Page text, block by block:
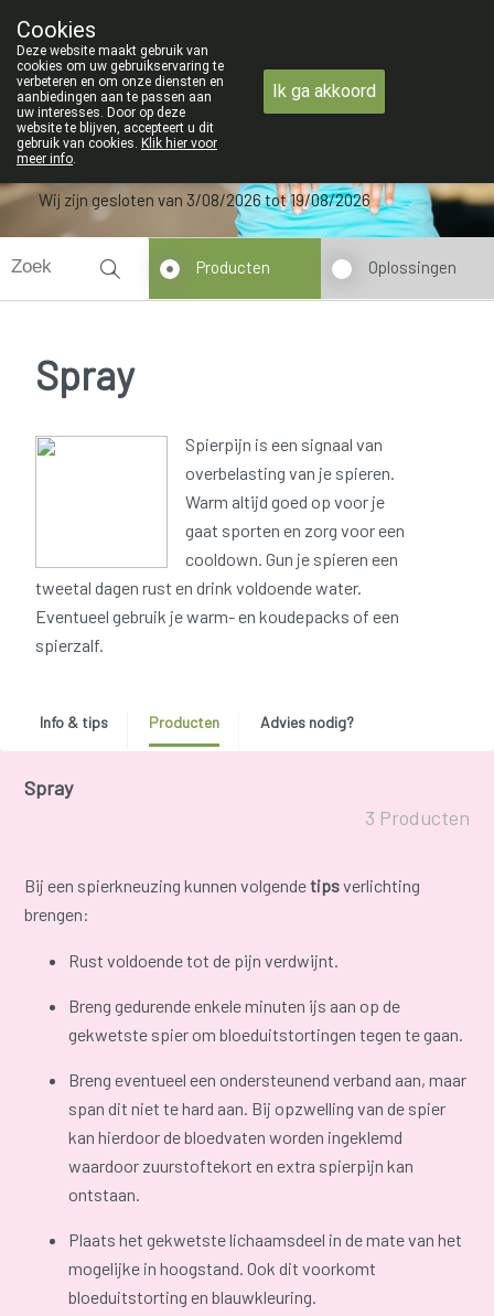
09 228 32 36
Wij zijn gesloten van 3/08/2026 tot 19/08/2026
Producten Oplossingen
Spray
Spierpijn is een signaal van
overbelasting van je spieren.
Warm altijd goed op voor je
gaat sporten en zorg voor een
cooldown. Gun je spieren een
tweetal dagen rust en drink voldoende water.
Eventueel gebruik je warm- en koudepacks of een
spierzalf.
Info & tips Producten Advies nodig?
Spray
3 Producten
Bij een spierkneuzing kunnen volgendetipsverlichting
brengen:
Rust voldoende tot de pijn verdwijnt.
Breng gedurende enkele minuten ijs aan op de
gekwetste spier om bloeduitstortingen tegen te gaan.
Breng eventueel een ondersteunend verband aan, maar
span dit niet te hard aan. Bij opzwelling van de spier
kan hierdoor de bloedvaten worden ingeklemd
waardoor zuurstoftekort en extra spierpijn kan
ontstaan.
Plaats het gekwetste lichaamsdeel in de mate van het
mogelijke in hoogstand. Ook dit voorkomt
bloeduitstorting en blauwkleuring.
Cookies
Deze website maakt gebruik van
cookies om uw gebruikservaring te
verbeteren en om onze diensten en
aanbiedingen aan te passen aan
uw interesses. Door op deze
website te blijven, accepteert u dit
gebruik van cookies. Klik hier voor
meer info.
Ik ga akkoord